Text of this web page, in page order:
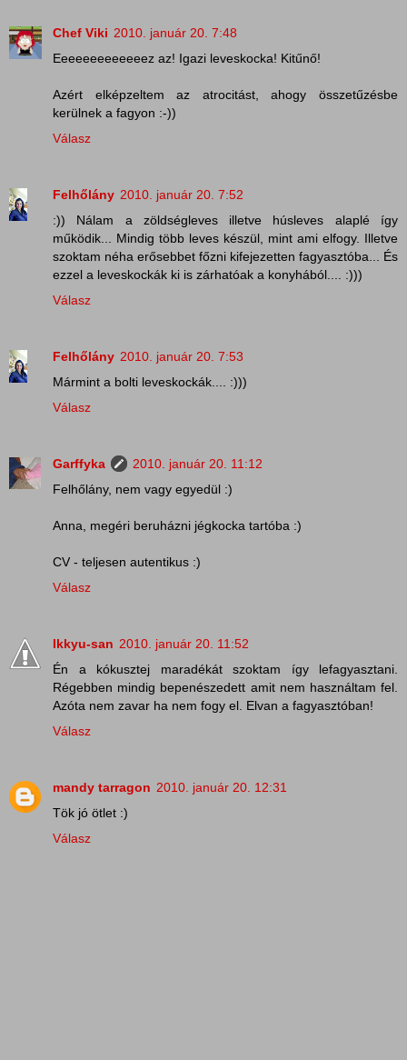
Chef Viki 2010. január 20. 7:48
Eeeeeeeeeeeeez az! Igazi leveskocka! Kitűnő!
Azért elképzeltem az atrocitást, ahogy összetűzésbe
kerülnek a fagyon :-))
Válasz
Felhőlány 2010. január 20. 7:52
:)) Nálam a zöldségleves illetve húsleves alaplé így
működik... Mindig több leves készül, mint ami elfogy. Illetve
szoktam néha erősebbet főzni kifejezetten fagyasztóba... És
ezzel a leveskockák ki is zárhatóak a konyhából.... :)))
Válasz
Felhőlány 2010. január 20. 7:53
Mármint a bolti leveskockák.... :)))
Válasz
Garffyka
2010. január 20. 11:12
Felhőlány, nem vagy egyedül :)
Anna, megéri beruházni jégkocka tartóba :)
CV - teljesen autentikus :)
Válasz
Ikkyu-san 2010. január 20. 11:52
Én a kókusztej maradékát szoktam így lefagyasztani.
Régebben mindig bepenészedett amit nem használtam fel.
Azóta nem zavar ha nem fogy el. Elvan a fagyasztóban!
Válasz
mandy tarragon 2010. január 20. 12:31
Tök jó ötlet :)
Válasz